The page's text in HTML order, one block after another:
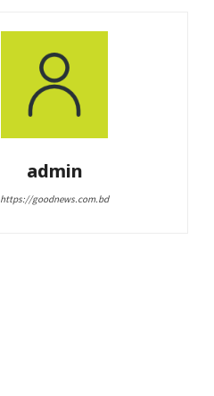
admin
https://goodnews.com.bd